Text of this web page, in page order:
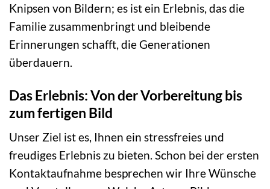
Knipsen von Bildern; es ist ein Erlebnis, das die
Familie zusammenbringt und bleibende
Erinnerungen schafft, die Generationen
überdauern.
Das Erlebnis: Von der Vorbereitung bis
zum fertigen Bild
Unser Ziel ist es, Ihnen ein stressfreies und
freudiges Erlebnis zu bieten. Schon bei der ersten
Kontaktaufnahme besprechen wir Ihre Wünsche